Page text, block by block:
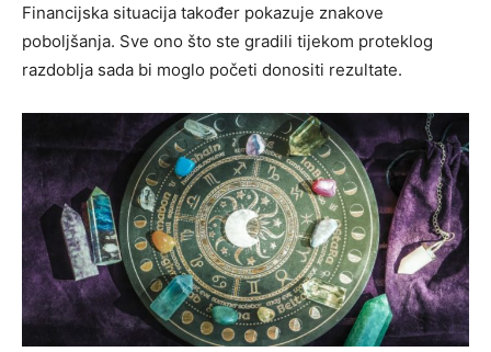
Financijska situacija također pokazuje znakove
poboljšanja. Sve ono što ste gradili tijekom proteklog
razdoblja sada bi moglo početi donositi rezultate.